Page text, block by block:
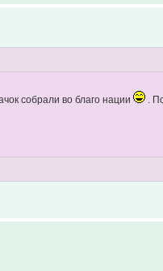
собрали во благо нации
.